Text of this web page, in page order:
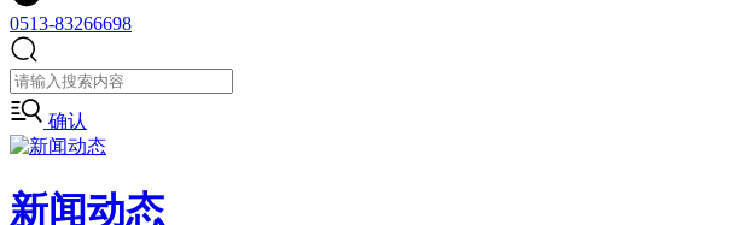
0513-83266698
确认
新闻动态